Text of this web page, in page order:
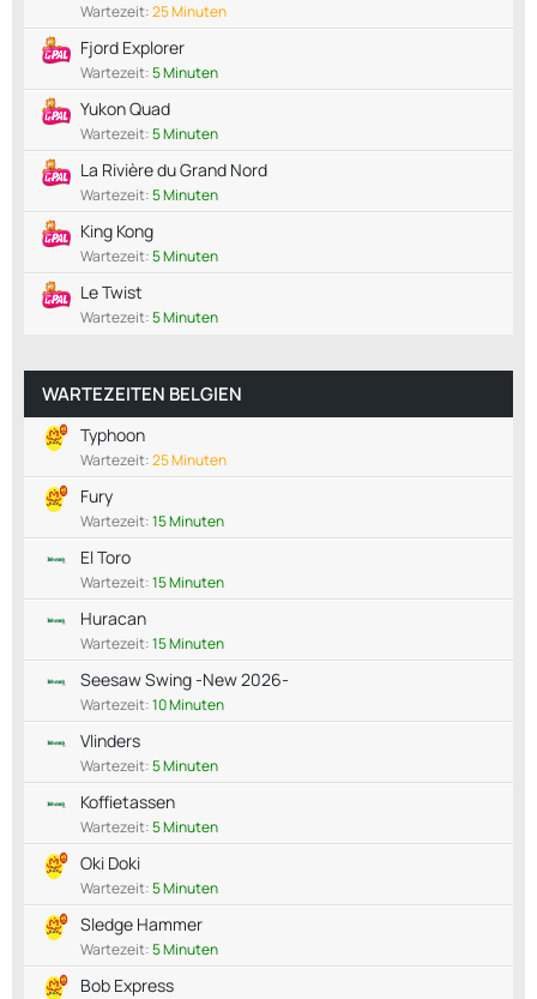
Wartezeit:25 Minuten
Fjord Explorer
Wartezeit:5 Minuten
Yukon Quad
Wartezeit:5 Minuten
La Rivière du Grand Nord
Wartezeit:5 Minuten
King Kong
Wartezeit:5 Minuten
Le Twist
Wartezeit:5 Minuten
WARTEZEITEN BELGIEN
Typhoon
Wartezeit:25 Minuten
Fury
Wartezeit:15 Minuten
El Toro
Wartezeit:15 Minuten
Huracan
Wartezeit:15 Minuten
Seesaw Swing -New 2026-
Wartezeit:10 Minuten
Vlinders
Wartezeit:5 Minuten
Koffietassen
Wartezeit:5 Minuten
Oki Doki
Wartezeit:5 Minuten
Sledge Hammer
Wartezeit:5 Minuten
Bob Express